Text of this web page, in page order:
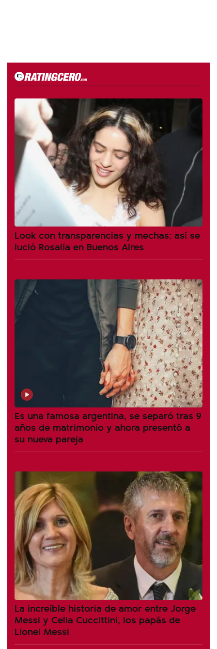
Look con transparencias y mechas: así se
lució Rosalía en Buenos Aires
Es una famosa argentina, se separó tras 9
años de matrimonio y ahora presentó a
su nueva pareja
La increíble historia de amor entre Jorge
Messi y Celia Cuccittini, los papás de
Lionel Messi